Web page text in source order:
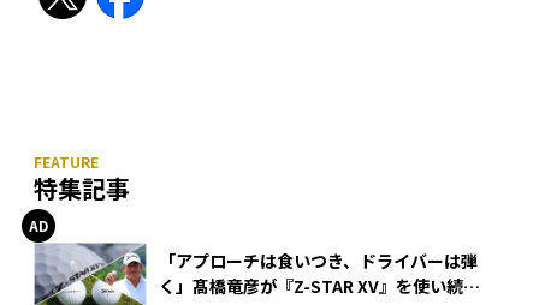
特集記事
「アプローチは食いつき、ドライバーは弾
く」髙橋竜彦が『Z-STAR XV』を使い続け